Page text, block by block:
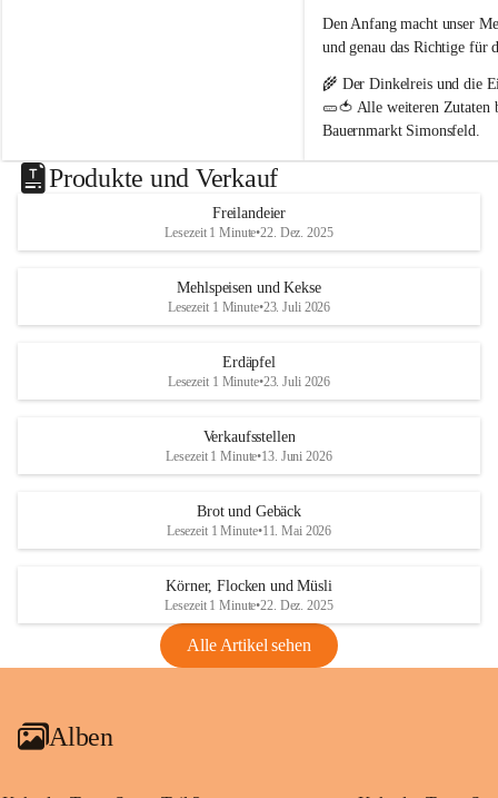
#heurige #erdäpfel #festkochend #regional
#direktvombbauernhof #hofpopp
#leiserberge #ernstbrunn #frischvomfeld
n
h
f
Den Anfang macht unser
und genau das Richtige für
🌾 Der Dinkelreis und die
🥒🍅 Alle weiteren Zutaten
Bauernmarkt Simonsfeld.
Wir wünschen euch viel
genussvollen Sommer! 😊
Produkte und Verkauf
Freilandeier
Lesezeit 1 Minute•22. Dez. 2025
Mehlspeisen und Kekse
Lesezeit 1 Minute•23. Juli 2026
Erdäpfel
Lesezeit 1 Minute•23. Juli 2026
Verkaufsstellen
Lesezeit 1 Minute•13. Juni 2026
Brot und Gebäck
Lesezeit 1 Minute•11. Mai 2026
Körner, Flocken und Müsli
Lesezeit 1 Minute•22. Dez. 2025
Alle Artikel sehen
Alben